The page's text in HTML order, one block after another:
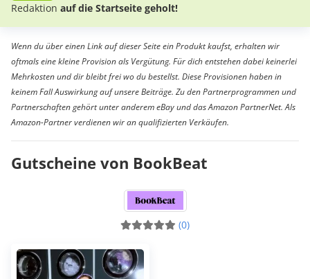
Redaktion auf die Startseite geholt!
Wenn du über einen Link auf dieser Seite ein Produkt kaufst, erhalten wir
oftmals eine kleine Provision als Vergütung. Für dich entstehen dabei keinerlei
Mehrkosten und dir bleibt frei wo du bestellst. Diese Provisionen haben in
keinem Fall Auswirkung auf unsere Beiträge. Zu den Partnerprogrammen und
Partnerschaften gehört unter anderem eBay und das Amazon PartnerNet. Als
Amazon-Partner verdienen wir an qualifizierten Verkäufen.
Gutscheine von BookBeat
(0)